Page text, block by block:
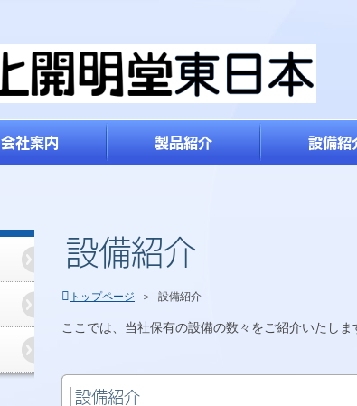
会社案内 製品紹介 設備紹
設備紹介
トップページ ＞ 設備紹介
ここでは、当社保有の設備の数々をご紹介いたしま
設備紹介